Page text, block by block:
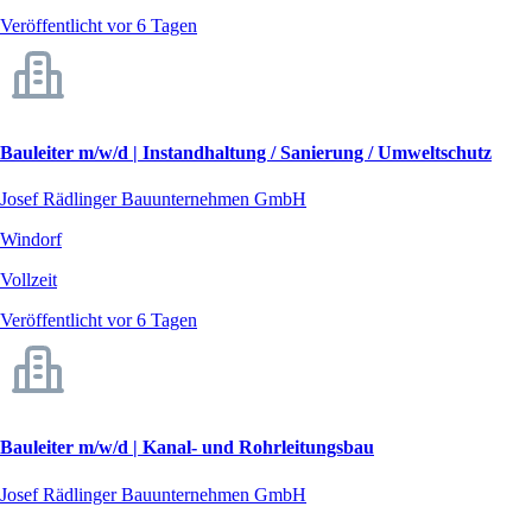
Veröffentlicht vor 6 Tagen
Bauleiter m/w/d | Instandhaltung / Sanierung / Umweltschutz
Josef Rädlinger Bauunternehmen GmbH
Windorf
Vollzeit
Veröffentlicht vor 6 Tagen
Bauleiter m/w/d | Kanal- und Rohrleitungsbau
Josef Rädlinger Bauunternehmen GmbH